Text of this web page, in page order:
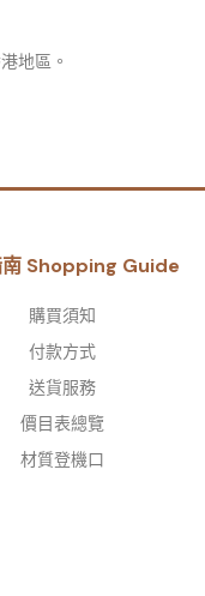
地區。
南 Shopping Guide
購買須知
付款方式
送貨服務
價目表總覽
材質登機口